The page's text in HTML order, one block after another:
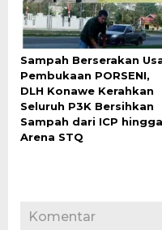
Sampah Berserakan
Pembukaan PORSENI,
DLH Konawe Kerahkan
Seluruh P3K Bersihkan
Sampah dari ICP hingga
Arena STQ
Komentar